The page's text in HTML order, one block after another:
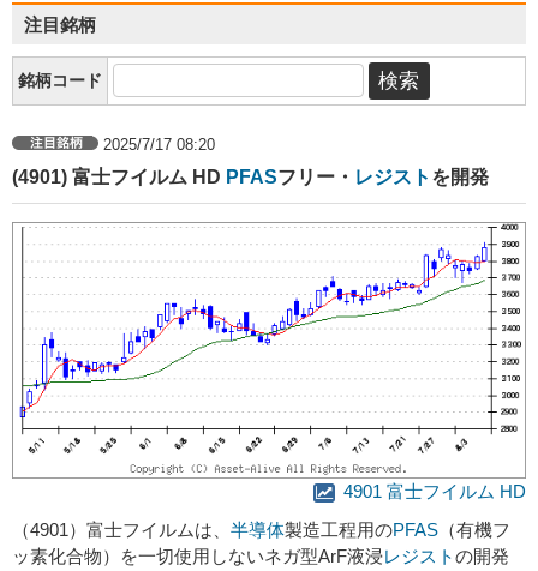
注目銘柄
銘柄コード
2025/7/17 08:20
(4901) 富士フイルム HD PFASフリー・ レジスト を開発
4901 富士フイルム HD
（4901）富士フイルムは、 半導体製造工程用のPFAS （有機フ
ッ素化合物）を一切使用しないネガ型ArF液浸レジストの開発